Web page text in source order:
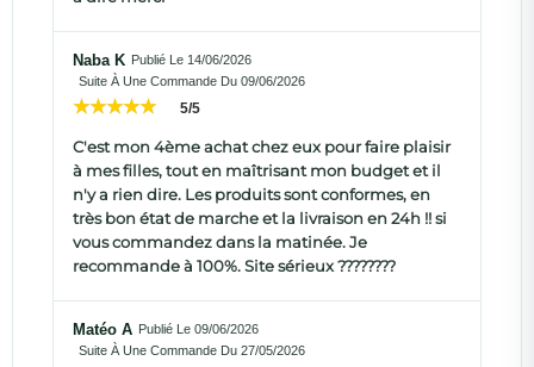
Naba K Publié Le 14/06/2026
Suite À Une Commande Du 09/06/2026
5/5
C'est mon 4ème achat chez eux pour faire plaisir
à mes filles, tout en maîtrisant mon budget et il
n'y a rien dire. Les produits sont conformes, en
très bon état de marche et la livraison en 24h !! si
vous commandez dans la matinée. Je
recommande à 100%. Site sérieux ????????
Matéo A Publié Le 09/06/2026
Suite À Une Commande Du 27/05/2026